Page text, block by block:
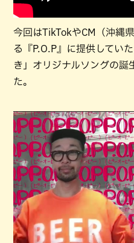
今回はTikTokやCM（沖縄
る『P.O.P』に提供してい
き」オリジナルソングの誕
た。